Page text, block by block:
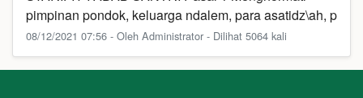
pimpinan pondok, keluarga ndalem, para asatidz\ah, p
08/12/2021 07:56 - Oleh Administrator - Dilihat 5064 kali